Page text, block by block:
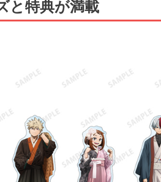
と特典が満載